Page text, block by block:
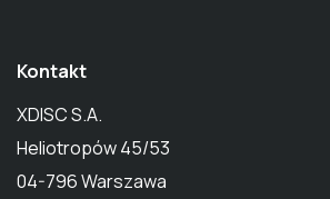
Kontakt
XDISC S.A.
Heliotropów 45/53
04-796 Warszawa